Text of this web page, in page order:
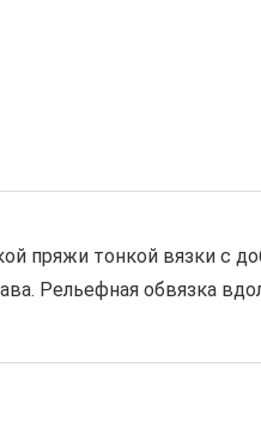
пряжи тонкой вязки с
Рельефная обвязка